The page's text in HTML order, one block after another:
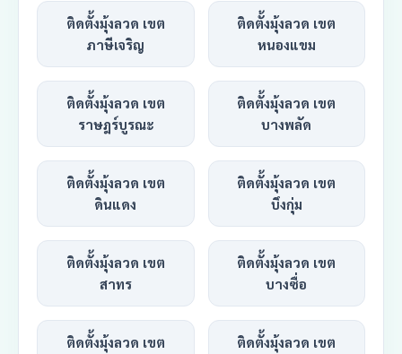
ติดตั้งมุ้งลวด เขต
ภาษีเจริญ
ติดตั้งมุ้งลวด เขต
หนองแขม
ติดตั้งมุ้งลวด เขต
ราษฎร์บูรณะ
ติดตั้งมุ้งลวด เขต
บางพลัด
ติดตั้งมุ้งลวด เขต
ดินแดง
ติดตั้งมุ้งลวด เขต
บึงกุ่ม
ติดตั้งมุ้งลวด เขต
สาทร
ติดตั้งมุ้งลวด เขต
บางซื่อ
ติดตั้งมุ้งลวด เขต
ติดตั้งมุ้งลวด เขต